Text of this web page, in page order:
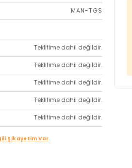
MAN-TGS
Teklifime dahil değildir.
Teklifime dahil değildir.
Teklifime dahil değildir.
Teklifime dahil değildir.
Teklifime dahil değildir.
Şikayetim Var